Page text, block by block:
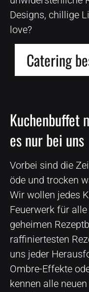
Designs, chillige
love?
Catering
Kuchenbuffet
es nur bei uns
Vorbei sind die
öde und trocken
Wir wollen jedes
Feuerwerk für
geheimen
raffiniertesten
uns jeder
Ombre-Effekte
kennen alle